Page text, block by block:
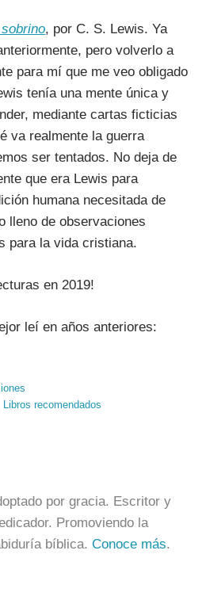
, por C. S. Lewis. Ya
pero volverlo a
para mí que me veo obligado
tenía una mente única y
mediante cartas ficticias
va realmente la guerra
ser tentados. No deja de
que era Lewis para
humana necesitada de
lleno de observaciones
para la vida cristiana.
en 2019!
leí en años anteriores:
Libros recomendados
por gracia. Escritor y
Promoviendo la
bíblica.Conoce más.